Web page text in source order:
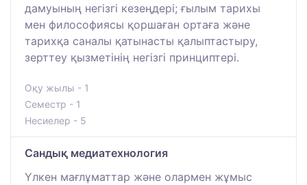
дамуының негізгі кезеңдері; ғылым тарихы
мен философиясы қоршаған ортаға және
тарихқа саналы қатынасты қалыптастыру,
зерттеу қызметінің негізгі принциптері.
Оқу жылы - 1
Семестр - 1
Несиелер - 5
Сандық медиатехнология
Үлкен мағлұматтар және олармен жұмыс